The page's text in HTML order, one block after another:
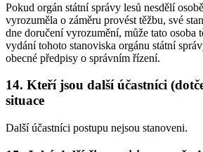
Pokud orgán státní správy lesů nesdělí
vyrozuměla o záměru provést těžbu, své
dne doručení vyrozumění, může tato osoba
vydání tohoto stanoviska orgánu státní
obecné předpisy o správním řízení.
14. Kteří jsou další účastníci
situace
Další účastníci postupu nejsou stanoveni.